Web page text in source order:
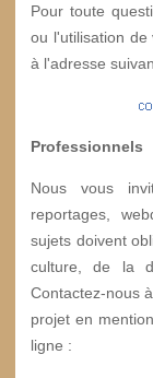
Pour toute
ou l'utilisation de
à l'adresse
Professionnels
Nous vous
reportages,
sujets doivent
culture, de la
Contactez-nous
projet en
ligne :